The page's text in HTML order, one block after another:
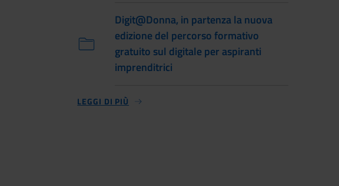
Digit@Donna, in partenza la nuova
edizione del percorso formativo
gratuito sul digitale per aspiranti
imprenditrici
LEGGI DI PIÙ